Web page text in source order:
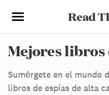
Read
Mejores libros
Sumérgete en el mundo
libros de espías de alta